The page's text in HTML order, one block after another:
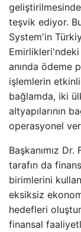
teşvik ediyor.
System'in
anında ödeme
işlemlerin
bağlamda, iki
altyapılarının
operasyonel
Başkanımız
tarafın da
birimlerini
eksiksiz
hedefleri
finansal